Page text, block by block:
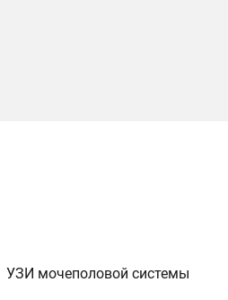
УЗИ мочеполовой системы